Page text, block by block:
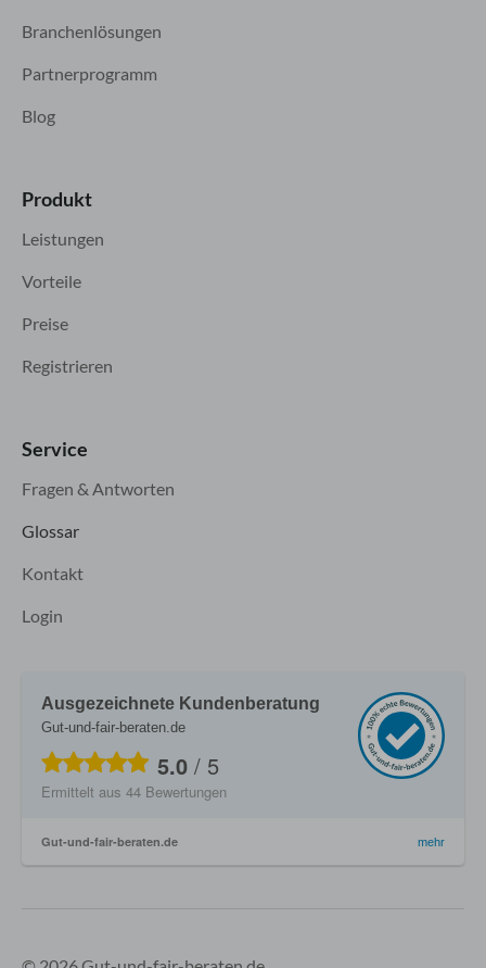
Branchenlösungen
Partnerprogramm
Blog
Produkt
Leistungen
Vorteile
Preise
Registrieren
Service
Fragen & Antworten
Glossar
Kontakt
Login
Ausgezeichnete Kundenberatung
Gut-und-fair-beraten.de
5.0/ 5
Ermittelt aus 44 Bewertungen
Gut-und-fair-beraten.de mehr